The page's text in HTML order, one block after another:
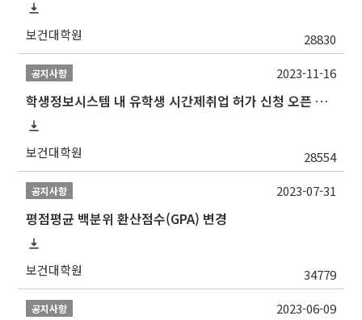
보건대학원 28830
공지사항
학생정보시스템 내 유학생 시간제취업 허가 신청 오픈 안내
보건대학원 28554
2023-11-16
공지사항
평점평균 백분위 환산점수(GPA) 변경
보건대학원 34779
2023-07-31
공지사항 2023-06-09